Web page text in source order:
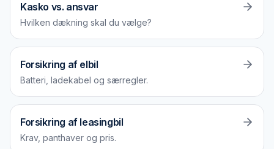
Kasko vs. ansvar
Hvilken dækning skal du vælge?
Forsikring af elbil
Batteri, ladekabel og særregler.
Forsikring af leasingbil
Krav, panthaver og pris.